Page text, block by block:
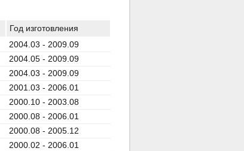
Год изготовления
2004.03 - 2009.09
2004.05 - 2009.09
2004.03 - 2009.09
2001.03 - 2006.01
2000.10 - 2003.08
2000.08 - 2006.01
2000.08 - 2005.12
2000.02 - 2006.01